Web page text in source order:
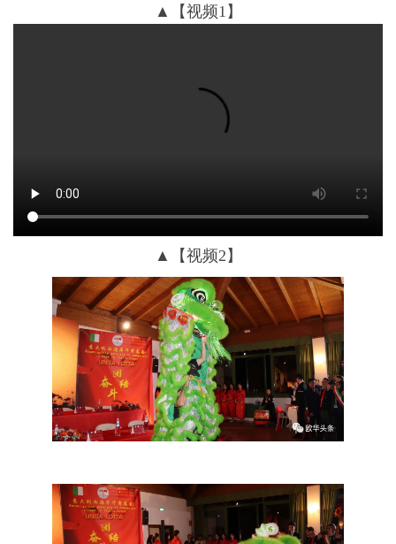
▲【视频1】
▲【视频2】